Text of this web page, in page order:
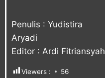
Penulis : Yudistira
Aryadi
Editor : Ardi Fitriansyah
Viewers : 56